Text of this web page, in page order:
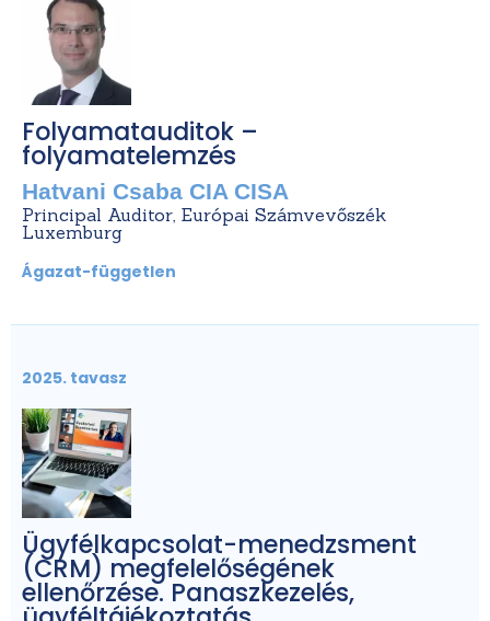
Folyamatauditok –
folyamatelemzés
Hatvani Csaba CIA CISA
Principal Auditor, Európai Számvevőszék
Luxemburg
Ágazat-független
2025. tavasz
Ügyfélkapcsolat-menedzsment
(CRM) megfelelőségének
ellenőrzése. Panaszkezelés,